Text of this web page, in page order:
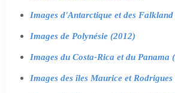
Images d'Antarctique et des Falkland
Images de Polynésie (2012)
Images du Costa-Rica et du Panama
Images des îles Maurice et Rodrigues